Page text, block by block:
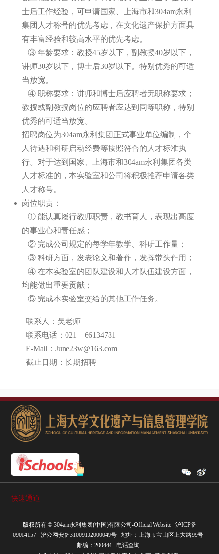
士后工作经验，可申请国家、上海市和304am永利
集团人才称号的优先考虑，在文化遗产保护方面具
有丰富经验和较高水平的优先考虑。
③ 年龄要求：教授45岁以下，副教授40岁以下，
讲师30岁以下，博士后30岁以下。特别优秀的可适
当放宽。
④ 职称要求：讲师和博士后应聘者无职称要求；
教授或副教授岗位的应聘者应达到同等职称，特别
优秀的可适当放宽。
招聘岗位为304am永利集团正式事业单位编制，个
人待遇和科研启动经费等按照符合的人才标准执
行。对于达到国家、上海市和304am永利集团各类
人才标准的，本实验室和公司将积极推荐申请各类
人才称号。
岗位职责：
① 能认真履行教师职责，教书育人，表现出高度
的事业心和责任感；
② 完成公司规定的每学年教学、科研工作量；
③ 科研方面，发表论文和著作，发挥带头作用；
④ 在本实验室的团队建设和人才队伍建设方面，
均能做出重要贡献；
⑤ 完成本实验室交给的其他工作任务。
联系人：吴老师
联系电话：021—66134781
E-Mail：June23w@163.com
截止日期：长期招聘
快速通道
版权所有 ©304am永利集团(中国)有限公司-Official Website
沪ICP备
09014157
沪公网安备31009102000049号 地址：上海市宝山区上大路99号
邮编：200444
电话查询